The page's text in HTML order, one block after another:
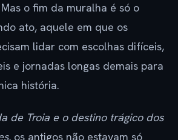
o fim da muralha é só o
ato, aquele em que os
lidar com escolhas difíceis,
e jornadas longas demais para
história.
de Troia e o destino trágico dos
, os antigos não estavam só